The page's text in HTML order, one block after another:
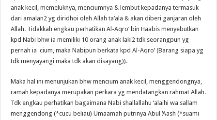
anak kecil, memeluknya, menciumnya & lembut kepadanya termasuk
dari amalan2 yg diridhoi oleh Allah ta’ala & akan diberi ganjaran oleh
Allah. Tidakkah engkau perhatikan Al-Aqro’ bin Haabis menyebutkan
kpd Nabi bhw ia memiliki 10 orang anak laki2 tdk seorangpun yg
pernah ia cium, maka Nabipun berkata kpd Al-Aqro’ (Barang siapa yg
tdk menyayangi maka tdk akan disayang)).
Maka hal ini menunjukan bhw mencium anak kecil, menggendongnya,
ramah kepadanya merupakan perkara yg mendatangkan rahmat Allah.
Tdk engkau perhatikan bagaimana Nabi shallallahu ‘alaihi wa sallam
menggendong (*cucu beliau) Umaamah putrinya Abul ‘Aash (*suami